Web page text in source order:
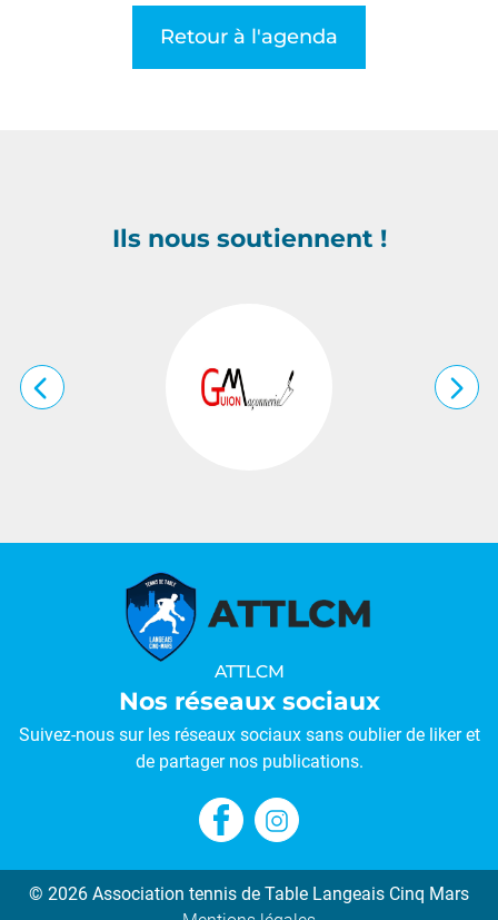
Retour à l'agenda
Ils nous soutiennent !
ATTLCM
Nos réseaux sociaux
Suivez-nous sur les réseaux sociaux sans oublier de liker et
de partager nos publications.
© 2026 Association tennis de Table Langeais Cinq Mars